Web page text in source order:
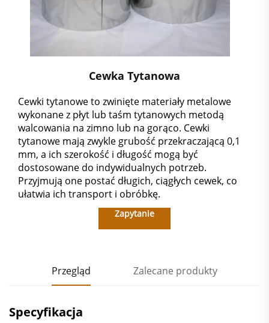
Cewka Tytanowa
Cewki tytanowe to zwinięte materiały metalowe
wykonane z płyt lub taśm tytanowych metodą
walcowania na zimno lub na gorąco. Cewki
tytanowe mają zwykle grubość przekraczającą 0,1
mm, a ich szerokość i długość mogą być
dostosowane do indywidualnych potrzeb.
Przyjmują one postać długich, ciągłych cewek, co
ułatwia ich transport i obróbkę.
Zapytanie
Przegląd Zalecane produkty
Specyfikacja